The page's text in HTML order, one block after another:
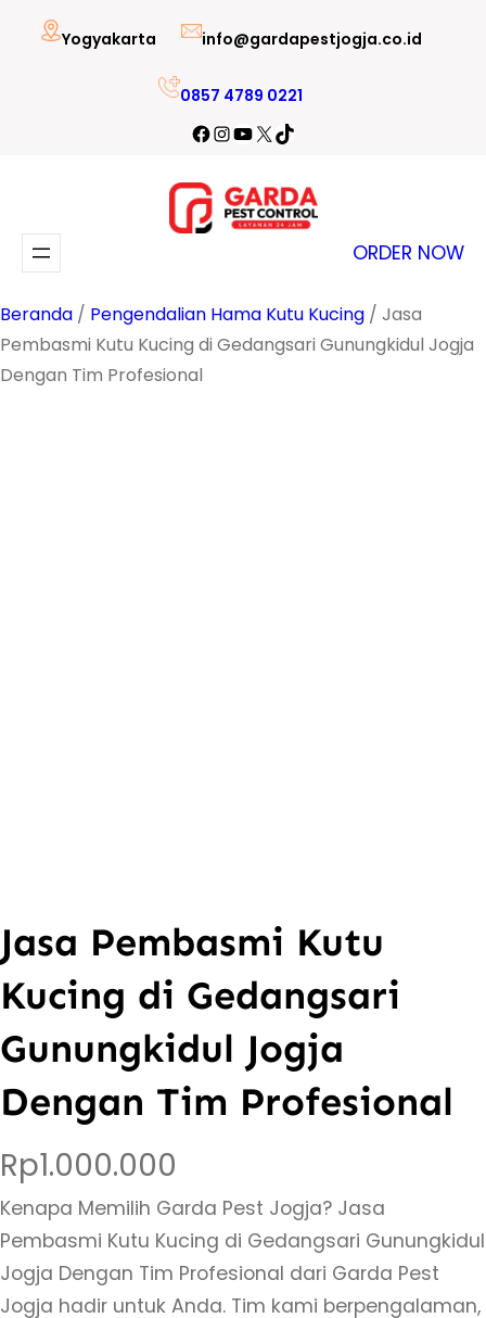
Lewati
Yogyakarta info@gardapestjogja.co.id
0857 4789 0221
Facebook
Instagram
YouTube
X TikTok
ORDER NOW
Beranda / Pengendalian Hama Kutu Kucing / Jasa
Pembasmi Kutu Kucing di Gedangsari Gunungkidul Jogja
Dengan Tim Profesional
Jasa Pembasmi Kutu
Kucing di Gedangsari
Gunungkidul Jogja
Dengan Tim Profesional
Rp1.000.000
Kenapa Memilih Garda Pest Jogja? Jasa
Pembasmi Kutu Kucing di Gedangsari Gunungkidul
Jogja Dengan Tim Profesional dari Garda Pest
Jogja hadir untuk Anda. Tim kami berpengalaman,